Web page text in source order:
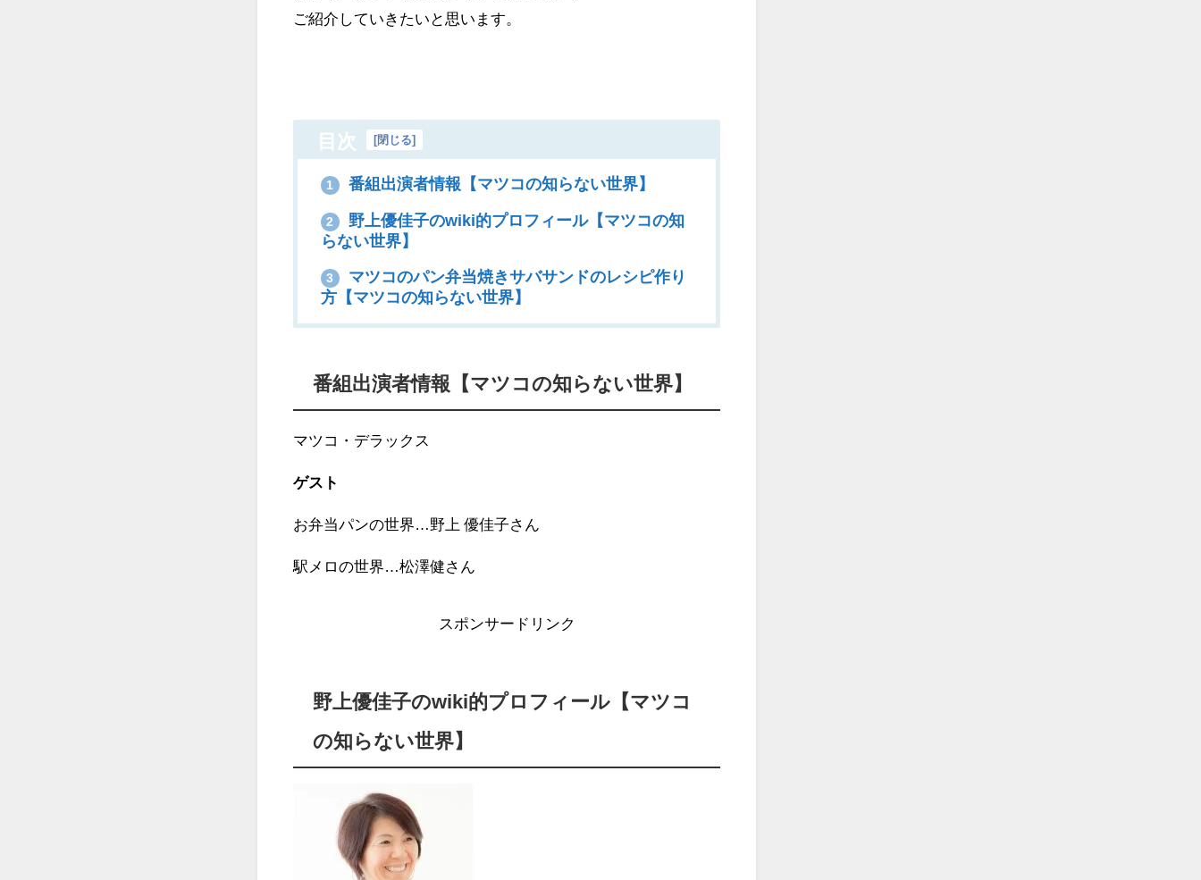
ご紹介していきたいと思います。
目次 [閉じる]
1 番組出演者情報【マツコの知らない世界】
2
野上優佳子のwiki的プロフィール【マツコの知
らない世界】
3
マツコのパン弁当焼きサバサンドのレシピ作り
方【マツコの知らない世界】
番組出演者情報【マツコの知らない世界】
マツコ・デラックス
ゲスト
お弁当パンの世界…野上 優佳子さん
駅メロの世界…松澤健さん
スポンサードリンク
野上優佳子のwiki的プロフィール【マツコ
の知らない世界】